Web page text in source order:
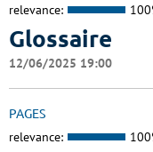
relevance:
Glossaire
12/06/2025 19:00
PAGES
relevance: